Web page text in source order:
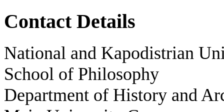
Contact Details
National and Kapodistrian
School of Philosophy
Department of History and